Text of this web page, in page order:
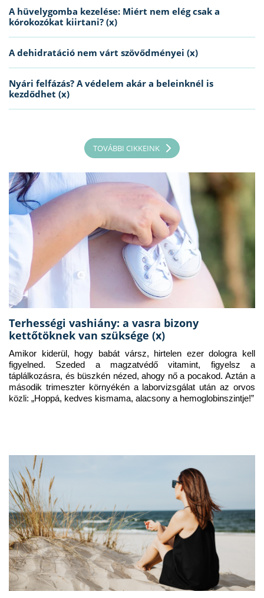
A hüvelygomba kezelése: Miért nem elég csak a
kórokozókat kiirtani? (x)
A dehidratáció nem várt szövődményei (x)
Nyári felfázás? A védelem akár a beleinknél is
kezdődhet (x)
TOVÁBBI CIKKEINK
Terhességi vashiány: a vasra bizony
kettőtöknek van szüksége (x)
Amikor kiderül, hogy babát vársz, hirtelen ezer dologra kell
figyelned. Szeded a magzatvédő vitamint, figyelsz a
táplálkozásra, és büszkén nézed, ahogy nő a pocakod. Aztán a
második trimeszter környékén a laborvizsgálat után az orvos
közli: „Hoppá, kedves kismama, alacsony a hemoglobinszintje!”